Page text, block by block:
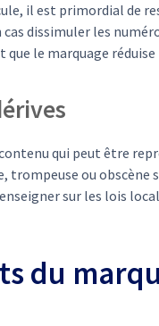
il est primordial de
dissimuler les
le marquage
qui peut être
trompeuse ou
sur les lois
du